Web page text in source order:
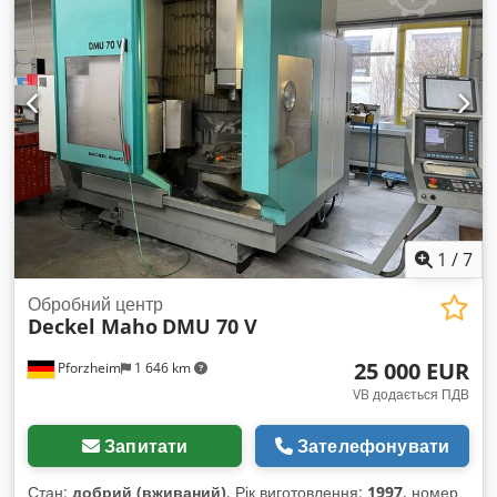
мм Навантаження на стіл 200 кг Шпиндель SK 40 Швидкість
обертання шпинделя 20 – 4500 об/хв Потужність приводу 9
/ 13 кВт Діапазон обертання осі C 360 градусів Csdpozrb
Abefx Agpjha Діапазон нахилу +95 / -10 градусів Швидкість
подачі до 5000 мм/хв Швидкість обертання шпинделя 20 –
4500 об/хв Вага 3 тонни Система охолодження Ціна 5 500
євро + ПДВ, з місця розташування.
1 /7
Pforzheim 1 646 km
Обробний центр
Deckel Maho DMU 70 V
25 000 EUR
VB додається ПДВ
Запитати Зателефонувати
Стан: добрий (вживаний), Рік виготовлення: 1997, номер